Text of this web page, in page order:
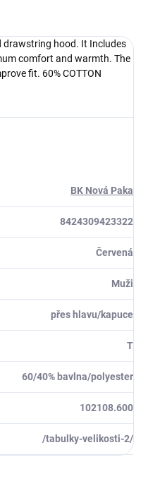
hood. It Includes
comfort and warmth. The
fit. 60% COTTON
BK Nová Paka
8424309423322
Červená
Muži
přes hlavu/kapuce
T
60/40% bavlna/polyester
102108.600
/tabulky-velikosti-2/